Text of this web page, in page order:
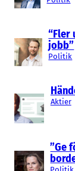
“Fler
jobb”
Politik
Aktier
”Ge